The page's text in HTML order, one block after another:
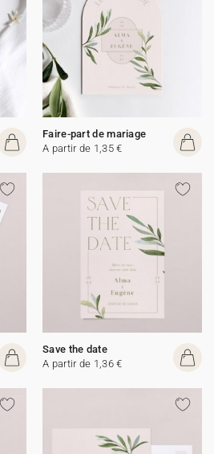
Faire-part de mariage
A partir de 1,35 €
Save the date
A partir de 1,36 €